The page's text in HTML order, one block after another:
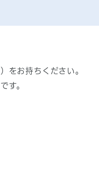
をお持ちください。
す。